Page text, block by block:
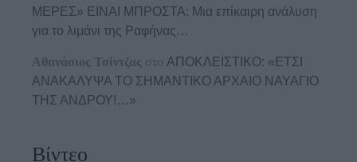
ΜΕΡΕΣ» ΕΙΝΑΙ ΜΠΡΟΣΤΑ: Μια επίκαιρη ανάλυση
για το λιμάνι της Ραφήνας…
Αθανάσιος Τσίντζας στο ΑΠΟΚΛΕΙΣΤΙΚΟ: «ΕΤΣΙ
ΑΝΑΚΑΛΥΨΑ ΤΟ ΣΗΜΑΝΤΙΚΟ ΑΡΧΑΙΟ ΝΑΥΑΓΙΟ
ΤΗΣ ΑΝΔΡΟΥ!…»
Βίντεο